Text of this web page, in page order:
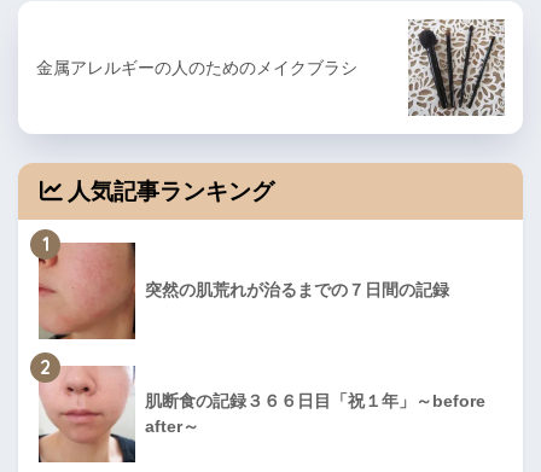
金属アレルギーの人のためのメイクブラシ
人気記事ランキング
1
突然の肌荒れが治るまでの７日間の記録
2
肌断食の記録３６６日目「祝１年」～before
after～